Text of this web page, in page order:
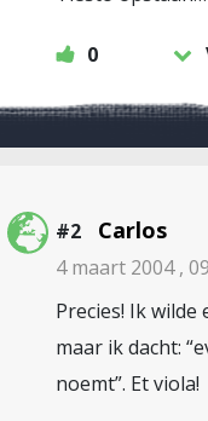
0
#2 Carlos
4 maart 2004 ,
Precies! Ik
maar ik dacht:
noemt”. Et viola!